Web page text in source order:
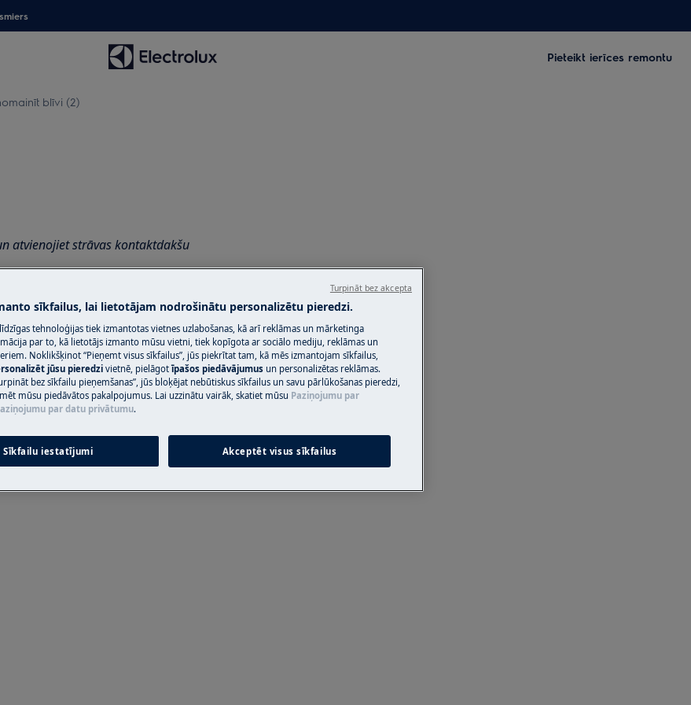
Pieteikt ierīces remontu
blīvi (2)
atvienojiet strāvas kontaktdakšu
pārvietošanai ir nepieciešamas
vai neprofesionāls remonts
sīkfailus, lai lietotājam nodrošinātu personalizētu pieredzi.
tehnoloģijas tiek izmantotas vietnes uzlabošanas, kā arī reklāmas un mārketinga
par to, kā lietotājs izmanto mūsu vietni, tiek kopīgota ar sociālo mediju, reklāmas un
Noklikšķinot “Pieņemt visus sīkfailus”, jūs piekrītat tam, kā mēs izmantojam sīkfailus,
jūsu pieredzi vietnē, pielāgotīpašos piedāvājumus un personalizētas reklāmas.
bez sīkfailu pieņemšanas”, jūs bloķējat nebūtiskus sīkfailus un savu pārlūkošanas pieredzi,
mūsu piedāvātos pakalpojumus. Lai uzzinātu vairāk, skatiet mūsu Paziņojumu par
par datu privātumu.
Sīkfailu iestatījumi Akceptēt visus sīkfailus
Turpināt bez akcepta